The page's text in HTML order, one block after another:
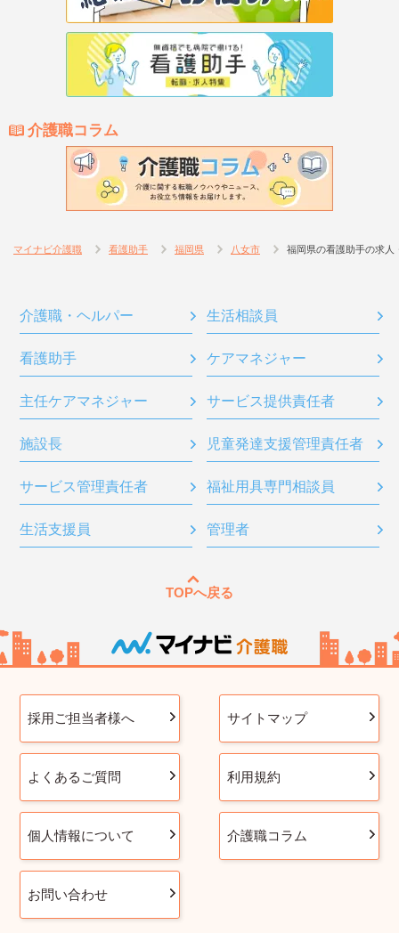
介護職コラム
マイナビ介護職 看護助手 福岡県 八女市 福岡県の看護助手の求人
介護職・ヘルパー 生活相談員
看護助手 ケアマネジャー
主任ケアマネジャー サービス提供責任者
施設長 児童発達支援管理責任者
サービス管理責任者 福祉用具専門相談員
生活支援員 管理者
TOPへ戻る
採用ご担当者様へ サイトマップ
よくあるご質問 利用規約
個人情報について 介護職コラム
お問い合わせ